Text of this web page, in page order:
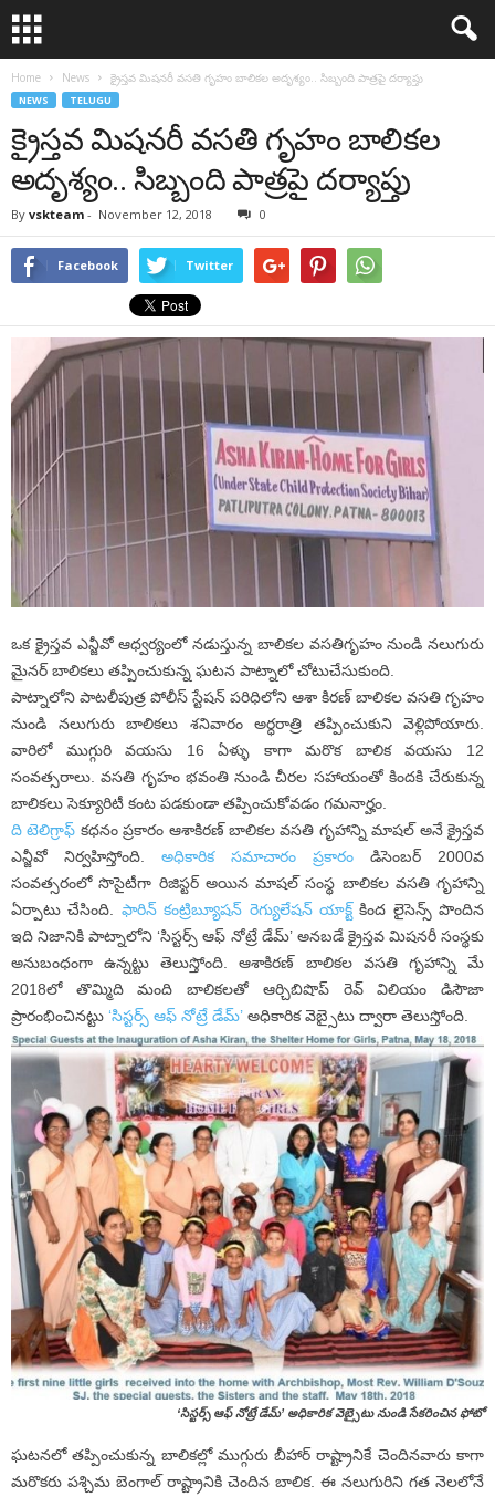
Home News క్రైస్తవ మిషనరీ వసతి గృహం బాలికల అదృశ్యం.. సిబ్బంది పాత్రపై దర్యాప్తు
NEWS TELUGU
క్రైస్తవ మిషనరీ వసతి గృహం బాలికల
అదృశ్యం.. సిబ్బంది పాత్రపై దర్యాప్తు
By vskteam - November 12, 2018 0
Facebook Twitter
ఒక క్రైస్తవ ఎన్జీవో ఆధ్వర్యంలో నడుస్తున్న బాలికల వసతిగృహం నుండి నలుగురు
మైనర్ బాలికలు తప్పించుకున్న ఘటన పాట్నాలో చోటుచేసుకుంది.
పాట్నాలోని పాటలీపుత్ర పోలీస్ స్టేషన్ పరిధిలోని ఆశా కిరణ్ బాలికల వసతి గృహం
నుండి నలుగురు బాలికలు శనివారం అర్ధరాత్రి తప్పించుకుని వెళ్లిపోయారు.
వారిలో ముగ్గురి వయసు 16 ఏళ్ళు కాగా మరొక బాలిక వయసు 12
సంవత్సరాలు. వసతి గృహం భవంతి నుండి చీరల సహాయంతో కిందకి చేరుకున్న
బాలికలు సెక్యూరిటీ కంట పడకుండా తప్పించుకోవడం గమనార్హం.
ది టెలిగ్రాఫ్ కధనం ప్రకారం ఆశాకిరణ్ బాలికల వసతి గృహాన్ని మాషల్ అనే క్రైస్తవ
ఎన్జీవో నిర్వహిస్తోంది. అధికారిక సమాచారం ప్రకారం డిసెంబర్ 2000వ
సంవత్సరంలో సొసైటీగా రిజిస్టర్ అయిన మాషల్ సంస్థ బాలికల వసతి గృహాన్ని
ఏర్పాటు చేసింది. ఫారిన్ కంట్రిబ్యూషన్ రెగ్యులేషన్ యాక్ట్కింద లైసెన్స్ పొందిన
ఇది నిజానికి పాట్నాలోని ‘సిస్టర్స్ ఆఫ్ నోట్రే డేమ్’ అనబడే క్రైస్తవ మిషనరీ సంస్థకు
అనుబంధంగా ఉన్నట్టు తెలుస్తోంది. ఆశాకిరణ్ బాలికల వసతి గృహాన్ని మే
2018లో తొమ్మిది మంది బాలికలతో ఆర్చిబిషొప్ రెవ్ విలియం డిసౌజా
ప్రారంభించినట్టు ‘సిస్టర్స్ ఆఫ్ నోట్రే డేమ్’ అధికారిక వెబ్సైటు ద్వారా తెలుస్తోంది.
‘సిస్టర్స్ ఆఫ్ నోట్రే డేమ్’ అధికారిక వెబ్సైటు నుండి సేకరించిన ఫోటో
ఘటనలో తప్పించుకున్న బాలికల్లో ముగ్గురు బీహార్ రాష్ట్రానికే చెందినవారు కాగా
మరొకరు పశ్చిమ బెంగాల్ రాష్ట్రానికి చెందిన బాలిక. ఈ నలుగురిని గత నెలలోనే